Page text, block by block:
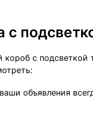
с
с подсветкой
объявления